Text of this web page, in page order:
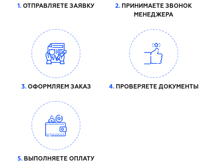
1. ОТПРАВЛЯЕТЕ ЗАЯВКУ 2. ПРИНИМАЕТЕ ЗВОНОК
МЕНЕДЖЕРА
3.ОФОРМЛЯЕМ ЗАКАЗ 4.ПРОВЕРЯЕТЕ ДОКУМЕНТЫ
5. ВЫПОЛНЯЕТЕ ОПЛАТУ